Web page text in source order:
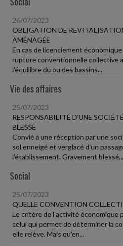
26/07/2023
OBLIGATION DE
AMÉNAGÉE
En cas de licenciement
rupture conventionnelle collective
l'équilibre du ou des bassins...
Vie des affaires
25/07/2023
RESPONSABILITÉ D'UNE
BLESSÉ
Convié à une réception par une
sol enneigé et verglacé d'un
l'établissement. Gravement
Social
25/07/2023
QUELLE CONVENTION
Le critère de l'activité économique
celui qui permet de déterminer la
elle relève. Mais qu'en...